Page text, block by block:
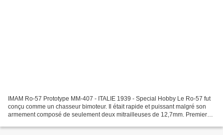
IMAM Ro-57 Prototype MM-407 - ITALIE 1939 - Special Hobby Le Ro-57 fut
conçu comme un chasseur bimoteur. Il était rapide et puissant malgré son
armement composé de seulement deux mitrailleuses de 12,7mm. Premier